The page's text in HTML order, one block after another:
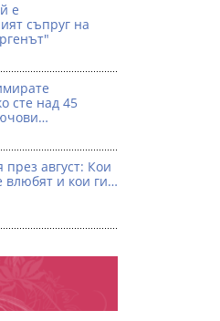
е
съпруг на
сте над 45
август: Кои
влюбят и кои ги…